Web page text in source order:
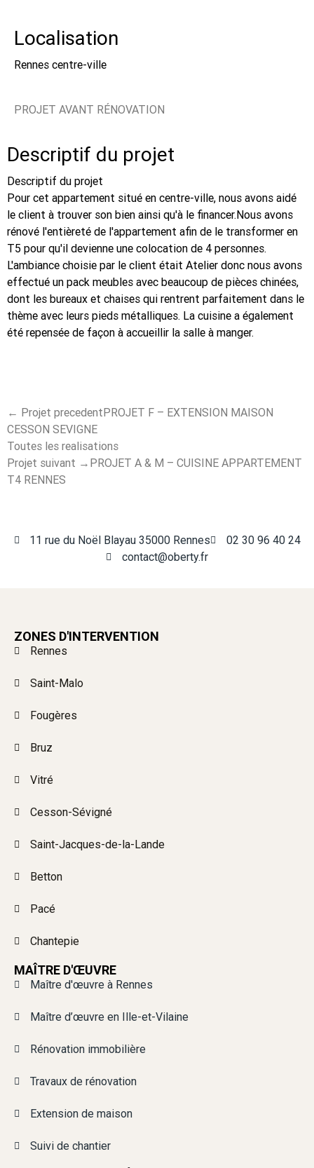
Localisation
Rennes centre-ville
PROJET AVANT RÉNOVATION
Descriptif du projet
Descriptif du projet
Pour cet appartement situé en centre-ville, nous avons aidé
le client à trouver son bien ainsi qu'à le financer.Nous avons
rénové l'entièreté de l'appartement afin de le transformer en
T5 pour qu'il devienne une colocation de 4 personnes.
L'ambiance choisie par le client était Atelier donc nous avons
effectué un pack meubles avec beaucoup de pièces chinées,
dont les bureaux et chaises qui rentrent parfaitement dans le
thème avec leurs pieds métalliques. La cuisine a également
été repensée de façon à accueillir la salle à manger.
← Projet precedentPROJET F – EXTENSION MAISON
CESSON SEVIGNE
Toutes les realisations
Projet suivant → PROJET A & M – CUISINE APPARTEMENT
T4 RENNES
11 rue du Noël Blayau 35000 Rennes
02 30 96 40 24
contact@oberty.fr
ZONES D'INTERVENTION
Rennes
Saint-Malo
Fougères
Bruz
Vitré
Cesson-Sévigné
Saint-Jacques-de-la-Lande
Betton
Pacé
Chantepie
MAÎTRE D'ŒUVRE
Maître d'œuvre à Rennes
Maître d’œuvre en Ille-et-Vilaine
Rénovation immobilière
Travaux de rénovation
Extension de maison
Suivi de chantier